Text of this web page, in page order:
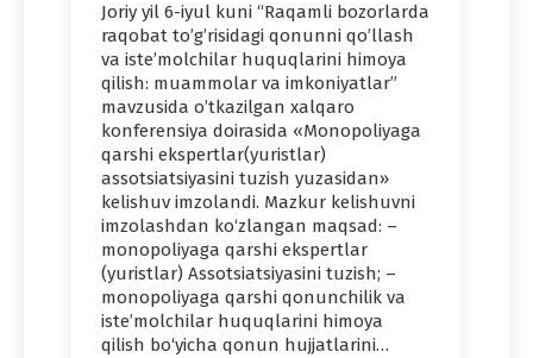
Joriy yil 6-iyul kuni “Raqamli bozorlarda
raqobat to’g’risidagi qonunni qo’llash
va isteʼmolchilar huquqlarini himoya
qilish: muammolar va imkoniyatlar”
mavzusida o’tkazilgan xalqaro
konferensiya doirasida «Monopoliyaga
qarshi ekspertlar(yuristlar)
assotsiatsiyasini tuzish yuzasidan»
kelishuv imzolandi. Mazkur kelishuvni
imzolashdan ko‘zlangan maqsad: –
monopoliyaga qarshi ekspertlar
(yuristlar) Assotsiatsiyasini tuzish; –
monopoliyaga qarshi qonunchilik va
iste’molchilar huquqlarini himoya
qilish bo‘yicha qonun hujjatlarini…